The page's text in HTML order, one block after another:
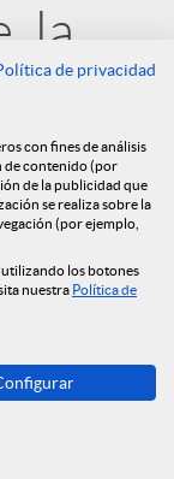
la
y la
de privacidad
con fines de análisis
de contenido (por
de la publicidad que
se realiza sobre la
(por ejemplo,
utilizando los botones
nuestra Política de